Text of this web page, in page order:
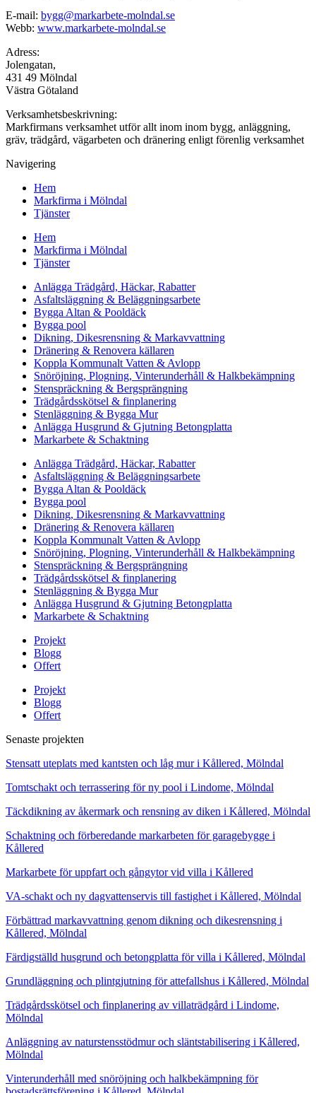
E-mail: bygg@markarbete-molndal.se
Webb: www.markarbete-molndal.se
Adress:
Jolengatan,
431 49 Mölndal
Västra Götaland
Verksamhetsbeskrivning:
Markfirmans verksamhet utför allt inom inom bygg, anläggning,
gräv, trädgård, vägarbeten och dränering enligt förenlig verksamhet
Navigering
Hem
Markfirma i Mölndal
Tjänster
Hem
Markfirma i Mölndal
Tjänster
Anlägga Trädgård, Häckar, Rabatter
Asfaltsläggning & Beläggningsarbete
Bygga Altan & Pooldäck
Bygga pool
Dikning, Dikesrensning & Markavvattning
Dränering & Renovera källaren
Koppla Kommunalt Vatten & Avlopp
Snöröjning, Plogning, Vinterunderhåll & Halkbekämpning
Stenspräckning & Bergsprängning
Trädgårdsskötsel & finplanering
Stenläggning & Bygga Mur
Anlägga Husgrund & Gjutning Betongplatta
Markarbete & Schaktning
Anlägga Trädgård, Häckar, Rabatter
Asfaltsläggning & Beläggningsarbete
Bygga Altan & Pooldäck
Bygga pool
Dikning, Dikesrensning & Markavvattning
Dränering & Renovera källaren
Koppla Kommunalt Vatten & Avlopp
Snöröjning, Plogning, Vinterunderhåll & Halkbekämpning
Stenspräckning & Bergsprängning
Trädgårdsskötsel & finplanering
Stenläggning & Bygga Mur
Anlägga Husgrund & Gjutning Betongplatta
Markarbete & Schaktning
Projekt
Blogg
Offert
Projekt
Blogg
Offert
Senaste projekten
Stensatt uteplats med kantsten och låg mur i Kållered, Mölndal
Tomtschakt och terrassering för ny pool i Lindome, Mölndal
Täckdikning av åkermark och rensning av diken i Kållered, Mölndal
Schaktning och förberedande markarbeten för garagebygge i
Kållered
Markarbete för uppfart och gångytor vid villa i Kållered
VA-schakt och ny dagvattenservis till fastighet i Kållered, Mölndal
Förbättrad markavvattning genom dikning och dikesrensning i
Kållered, Mölndal
Färdigställd husgrund och betongplatta för villa i Kållered, Mölndal
Grundläggning och plintgjutning för attefallshus i Kållered, Mölndal
Trädgårdsskötsel och finplanering av villaträdgård i Lindome,
Mölndal
Anläggning av naturstensstödmur och släntstabilisering i Kållered,
Mölndal
Vinterunderhåll med snöröjning och halkbekämpning för